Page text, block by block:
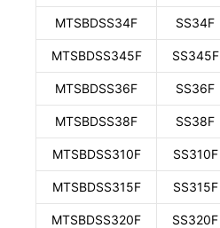
MTSBDSS34F SS34F
MTSBDSS345F SS345F
MTSBDSS36F SS36F
MTSBDSS38F SS38F
MTSBDSS310F SS310F
MTSBDSS315F SS315F
MTSBDSS320F SS320F